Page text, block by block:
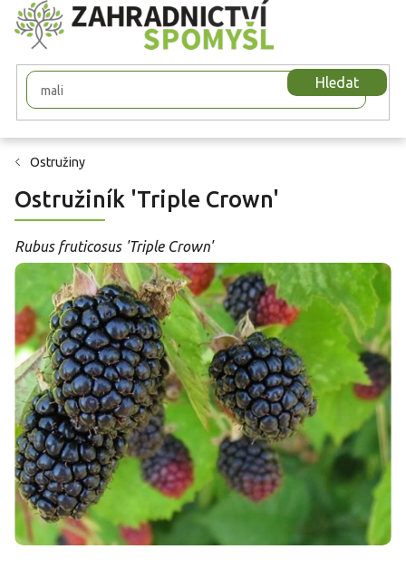
Přejít
na
obsah
Hledat
Ostružiny
Ostružiník 'Triple Crown'
Rubus fruticosus 'Triple Crown'